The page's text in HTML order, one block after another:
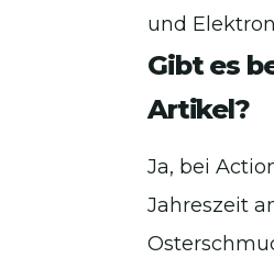
und
Gibt es
Artikel?
Ja, bei
Jahreszeit